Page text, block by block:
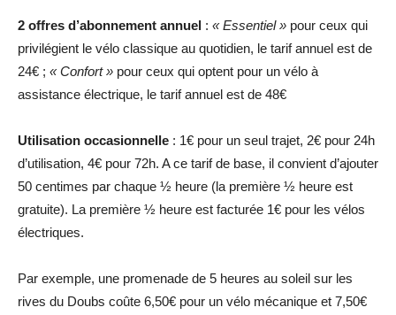
2 offres d’abonnement annuel : « Essentiel » pour ceux qui
privilégient le vélo classique au quotidien, le tarif annuel est de
24€ ; « Confort » pour ceux qui optent pour un vélo à
assistance électrique, le tarif annuel est de 48€
Utilisation occasionnelle : 1€ pour un seul trajet, 2€ pour 24h
d’utilisation, 4€ pour 72h. A ce tarif de base, il convient d’ajouter
50 centimes par chaque ½ heure (la première ½ heure est
gratuite). La première ½ heure est facturée 1€ pour les vélos
électriques.
Par exemple, une promenade de 5 heures au soleil sur les
rives du Doubs coûte 6,50€ pour un vélo mécanique et 7,50€